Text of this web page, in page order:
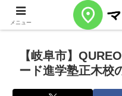
【岐阜市】
ード進学塾正木校
メニュー